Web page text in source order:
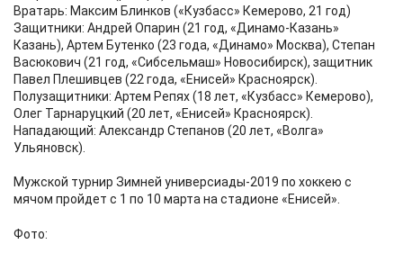
Вратарь: Максим Блинков («Кузбасс» Кемерово, 21 год)
Защитники: Андрей Опарин (21 год, «Динамо-Казань»
Казань), Артем Бутенко (23 года, «Динамо» Москва), Степан
Васюкович (21 год, «Сибсельмаш» Новосибирск), защитник
Павел Плешивцев (22 года, «Енисей» Красноярск).
Полузащитники: Артем Репях (18 лет, «Кузбасс» Кемерово),
Олег Тарнаруцкий (20 лет, «Енисей» Красноярск).
Нападающий: Александр Степанов (20 лет, «Волга»
Ульяновск).
Мужской турнир Зимней универсиады-2019 по хоккею с
мячом пройдет с 1 по 10 марта на стадионе «Енисей».
Фото: